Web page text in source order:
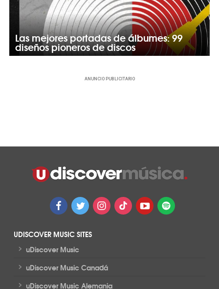
Las mejores portadas de álbumes: 99
diseños pioneros de discos
ANUNCIO PUBLICITARIO
UDISCOVER MUSIC SITES
> uDiscover Music
> uDiscover Music Canadá
> uDiscover Music Alemania